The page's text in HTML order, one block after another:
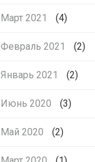
Март 2021 (4)
Февраль 2021 (2)
Январь 2021 (2)
Июнь 2020 (3)
Май 2020 (2)